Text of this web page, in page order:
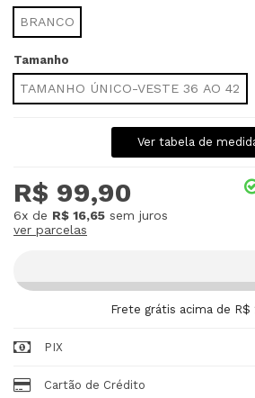
BRANCO
Tamanho
TAMANHO ÚNICO-VESTE 36 AO 42
Ver tabela de
R$ 99,90
6x de R$ 16,65 sem juros
ver parcelas
Frete grátis acima de R$
PIX
Cartão de Crédito